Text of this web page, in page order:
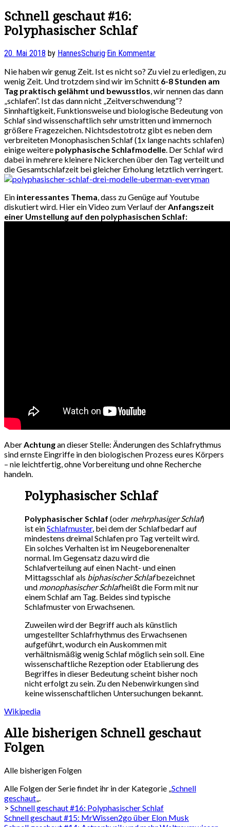
Schnell geschaut #16:
Polyphasischer Schlaf
20. Mai 2018 by HannesSchurig· Ein Kommentar
Nie haben wir genug Zeit. Ist es nicht so? Zu viel zu erledigen, zu
wenig Zeit. Und trotzdem sind wir im Schnitt 6-8 Stunden am
Tag praktisch gelähmt und bewusstlos, wir nennen das dann
„schlafen“. Ist das dann nicht „Zeitverschwendung“?
Sinnhaftigkeit, Funktionsweise und biologische Bedeutung von
Schlaf sind wissenschaftlich sehr umstritten und immernoch
größere Fragezeichen. Nichtsdestotrotz gibt es neben dem
verbreiteten Monophasischen Schlaf (1x lange nachts schlafen)
einige weitere polyphasische Schlafmodelle. Der Schlaf wird
dabei in mehrere kleinere Nickerchen über den Tag verteilt und
die Gesamtschlafzeit bei gleicher Erholung letztlich verringert.
Ein interessantes Thema, dass zu Genüge auf Youtube
diskutiert wird. Hier ein Video zum Verlauf derAnfangszeit
einer Umstellung auf den polyphasischen Schlaf:
AberAchtungan dieser Stelle: Änderungen des Schlafrythmus
sind ernste Eingriffe in den biologischen Prozess eures Körpers
– nie leichtfertig, ohne Vorbereitung und ohne Recherche
handeln.
Polyphasischer Schlaf
Polyphasischer Schlaf (oder mehrphasiger Schlaf)
ist einSchlafmuster, bei dem der Schlafbedarf auf
mindestens dreimal Schlafen pro Tag verteilt wird.
Ein solches Verhalten ist im Neugeborenenalter
normal. Im Gegensatz dazu wird die
Schlafverteilung auf einen Nacht- und einen
Mittagsschlaf als biphasischer Schlafbezeichnet
und monophasischer Schlafheißt die Form mit nur
einem Schlaf am Tag. Beides sind typische
Schlafmuster von Erwachsenen.
Zuweilen wird der Begriff auch als künstlich
umgestellter Schlafrhythmus des Erwachsenen
aufgeführt, wodurch ein Auskommen mit
verhältnismäßig wenig Schlaf möglich sein soll. Eine
wissenschaftliche Rezeption oder Etablierung des
Begriffes in dieser Bedeutung scheint bisher noch
nicht erfolgt zu sein. Zu den Nebenwirkungen sind
keine wissenschaftlichen Untersuchungen bekannt.
Wikipedia
Alle bisherigen Schnell geschaut
Folgen
Alle bisherigen Folgen
Alle Folgen der Serie findet ihr in der Kategorie „Schnell
geschaut„.
> Schnell geschaut #16: Polyphasischer Schlaf
Schnell geschaut #15: MrWissen2go über Elon Musk